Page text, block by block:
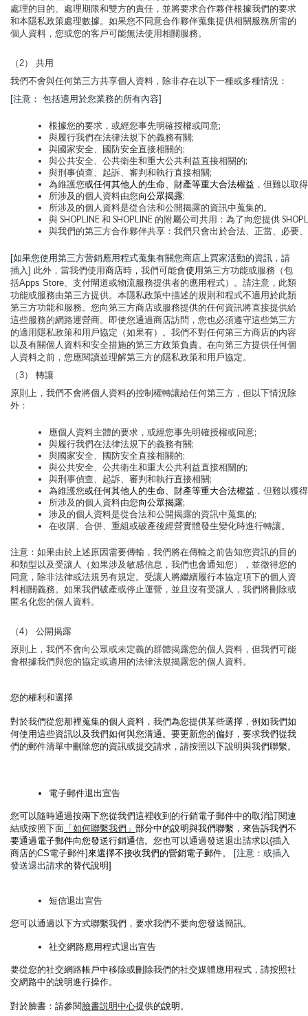
處理的目的、處理期限和雙方的責任，並將要求合作夥伴根據我們的要求
和本隱私政策處理數據。如果您不同意合作夥伴蒐集提供相關服務所需的
個人資料，您或您的客戶可能無法使用相關服務。
（2） 共用
我們不會與任何第三方共享個人資料，除非存在以下一種或多種情況：
[注意： 包括適用於您業務的所有內容]
根據您的要求，或經您事先明確授權或同意;
與履行我們在法律法規下的義務有關;
與國家安全、國防安全直接相關的;
與公共安全、公共衛生和重大公共利益直接相關的;
與刑事偵查、起訴、審判和執行直接相關;
為維護您或任何其他人的生命、財產等重大合法權益 ，但難以取
所涉及的個人資料由您向公眾揭露;
所涉及的個人資料是從合法和公開揭露的資訊中蒐集的。
與 SHOPLINE 和 SHOPLINE 的附屬公司共用：為了向您提供
與我們的第三方合作夥伴共享：我們只會出於合法、正當、必要
[如果您使用第三方营銷應用程式蒐集有關您商店上買家活動的資訊，請
插入] 此外，當我們使用商店時 ， 我們可能會使用第三方功能或服務（包
括Apps Store、支付閘道或物流服務提供者的應用程式）。請注意，此類
功能或服務由第三方提供。本隱私政策中描述的規則和程式不適用於此類
第三方功能和服務。您向第三方商店或服務提供的任何資訊將直接提供給
這些服務的網路運營商。即使您通過商店訪問，您也必須遵守這些第三方
的適用隱私政策和用戶協定（如果有）。我們不對任何第三方商店的內容
以及有關個人資料和安全措施的第三方政策負責。在向第三方提供任何個
人資料之前，您應閱讀並理解第三方的隱私政策和用戶協定。
（3） 轉讓
原則上，我們不會將個人資料的控制權轉讓給任何第三方，但以下情況除
外：
應個人資料主體的要求，或經您事先明確授權或同意;
與履行我們在法律法規下的義務有關;
與國家安全、國防安全直接相關的;
與公共安全、公共衛生和重大公共利益直接相關的;
與刑事偵查、起訴、審判和執行直接相關;
為維護您或任何其他人的生命、財產等重大合法權益 ，但難以獲
所涉及的個人資料由您向公眾揭露;
涉及的個人資料是從合法和公開揭露的資訊中蒐集的;
在收購、合併、重組或破產後經營實體發生變化時進行轉讓。
注意：如果由於上述原因需要傳輸，我們將在傳輸之前告知您資訊的目的
和類型以及受讓人（如果涉及敏感信息，我們也會通知您），並徵得您的
同意，除非法律或法規另有規定。受讓人將繼續履行本協定項下的個人資
料相關義務。如果我們破產或停止運營，並且沒有受讓人，我們將刪除或
匿名化您的個人資料。
（4） 公開揭露
原則上，我們不會向公眾或未定義的群體揭露您的個人資料，但我們可能
會根據我們與您的協定或適用的法律法規揭露您的個人資料。
您的權利和選擇
對於我們從您那裡蒐集的個人資料，我們為您提供某些選擇，例如我們如
何使用這些資訊以及我們如何與您溝通。要更新您的偏好，要求我們從我
們的郵件清單中刪除您的資訊或提交請求，請按照以下說明與我們聯繫。
電子郵件退出宣告
您可以隨時通過按兩下您從我們這裡收到的行銷電子郵件中的取消訂閱連
結或按照下面 「如何聯繫我們」 部分中的說明與我們聯繫，來告訴我們不
要通過電子郵件向您發送行銷通信。您也可以通過發送退出請求以{插入
商店的CS電子郵件]來選擇不接收我們的營銷電子郵件。
[注意：或插入
發送退出請求的替代說明]
短信退出宣告
您可以通過以下方式聯繫我們，要求我們不要向您發送簡訊。
社交網路應用程式退出宣告
要從您的社交網路帳戶中移除或刪除我們的社交媒體應用程式，請按照社
交網路中的說明進行操作。
對於臉書：請參閱臉書説明中心提供的說明 。